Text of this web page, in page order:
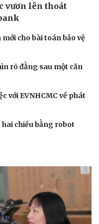
vươn lên thoát
cho bài toán bảo vệ
rõ đằng sau một căn
với EVNHCMC về phát
chiều bằng robot